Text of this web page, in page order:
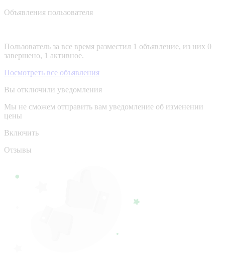
Объявления пользователя
Пользователь за все время разместил 1 объявление, из них 0
завершено, 1 активное.
Посмотреть все объявления
Вы отключили уведомления
Мы не сможем отправить вам уведомление об изменении
цены
Включить
Отзывы